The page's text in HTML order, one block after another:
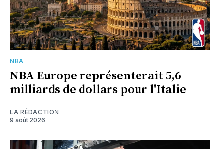
NBA
NBA Europe représenterait 5,6
milliards de dollars pour l'Italie
LA RÉDACTION
9 août 2026